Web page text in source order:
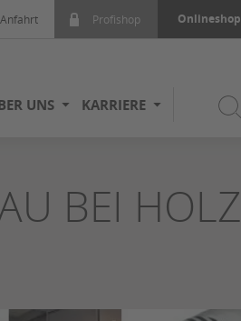
Profishop Onlineshop
UNS KARRIERE
BEI HOLZ